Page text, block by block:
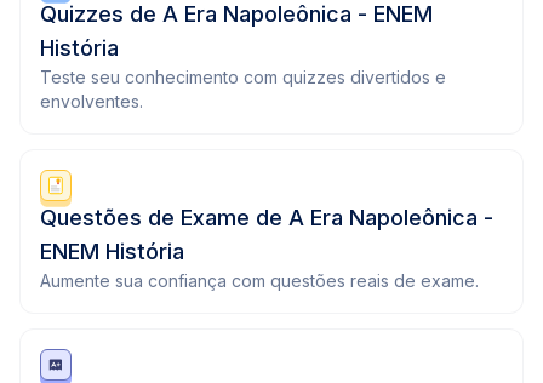
Quizzes de A Era Napoleônica - ENEM
História
Teste seu conhecimento com quizzes divertidos e
envolventes.
Questões de Exame de A Era Napoleônica -
ENEM História
Aumente sua confiança com questões reais de exame.